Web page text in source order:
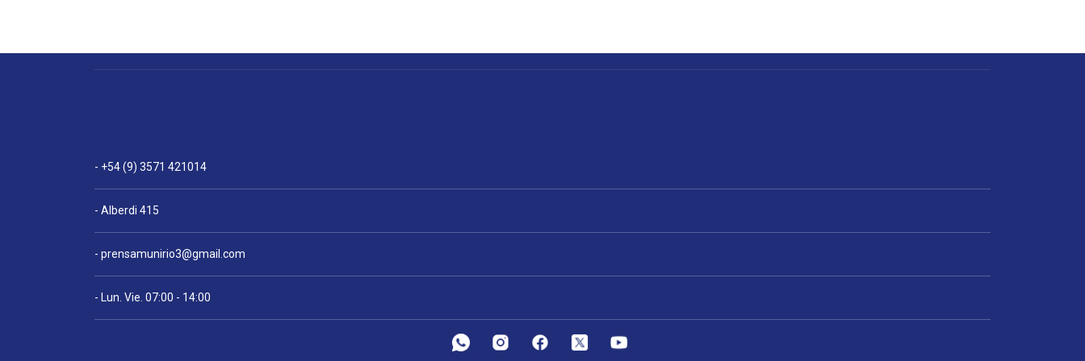
- +54 (9) 3571 421014
- Alberdi 415
- prensamunirio3@gmail.com
- Lun. Vie. 07:00 - 14:00